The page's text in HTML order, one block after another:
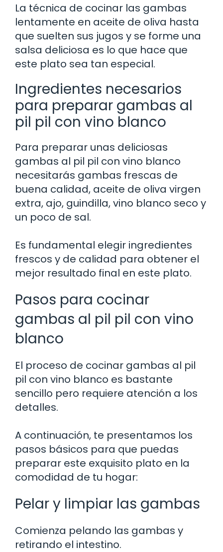
La técnica de cocinar las gambas
lentamente en aceite de oliva hasta
que suelten sus jugos y se forme una
salsa deliciosa es lo que hace que
este plato sea tan especial.
Ingredientes necesarios
para preparar gambas al
pil pil con vino blanco
Para preparar unas deliciosas
gambas al pil pil con vino blanco
necesitarás gambas frescas de
buena calidad, aceite de oliva virgen
extra, ajo, guindilla, vino blanco seco y
un poco de sal.
Es fundamental elegir ingredientes
frescos y de calidad para obtener el
mejor resultado final en este plato.
Pasos para cocinar
gambas al pil pil con vino
blanco
El proceso de cocinar gambas al pil
pil con vino blanco es bastante
sencillo pero requiere atención a los
detalles.
A continuación, te presentamos los
pasos básicos para que puedas
preparar este exquisito plato en la
comodidad de tu hogar:
Pelar y limpiar las gambas
Comienza pelando las gambas y
retirando el intestino.